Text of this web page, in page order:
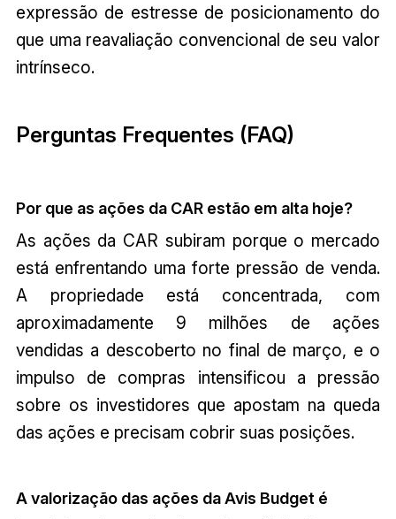
expressão de estresse de posicionamento do
que uma reavaliação convencional de seu valor
intrínseco.
Perguntas Frequentes (FAQ)
Por que as ações da CAR estão em alta hoje?
As ações da CAR subiram porque o mercado
está enfrentando uma forte pressão de venda.
A propriedade está concentrada, com
aproximadamente 9 milhões de ações
vendidas a descoberto no final de março, e o
impulso de compras intensificou a pressão
sobre os investidores que apostam na queda
das ações e precisam cobrir suas posições.
A valorização das ações da Avis Budget é